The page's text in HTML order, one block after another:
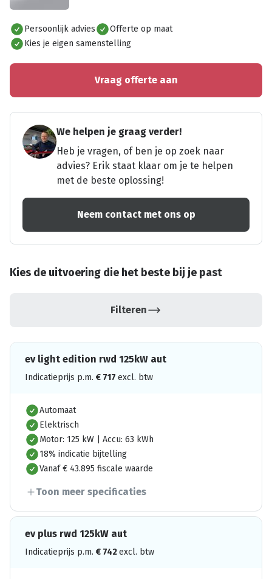
Alles bekijken
Persoonlijk advies
Offerte op maat
Kies je eigen samenstelling
Vraag offerte aan
We helpen je graag verder!
Heb je vragen, of ben je op zoek naar
advies? Erik staat klaar om je te helpen
met de beste oplossing!
Neem contact met ons op
Kies de uitvoering die het beste bij je past
Filteren
ev light edition rwd 125kW aut
Indicatieprijs p.m. € 717 excl. btw
Automaat
Elektrisch
Motor: 125 kW | Accu: 63 kWh
18% indicatie bijtelling
Vanaf € 43.895 fiscale waarde
Toon meer specificaties
ev plus rwd 125kW aut
Indicatieprijs p.m. € 742excl. btw